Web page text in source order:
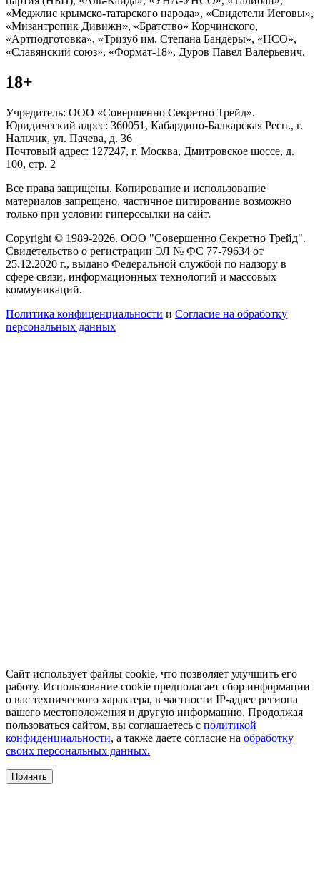
«Меджлис крымско-татарского народа», «Свидетели Иеговы»,
«Мизантропик Дивижн», «Братство» Корчинского,
«Артподготовка», «Тризуб им. Степана Бандеры», «НСО»,
«Славянский союз», «Формат-18», Дуров Павел Валерьевич.
18+
Учредитель: ООО «Совершенно Секретно Трейд».
Юридический адрес: 360051, Кабардино-Балкарская Респ., г.
Нальчик, ул. Пачева, д. 36
Почтовый адрес: 127247, г. Москва, Дмитровское шоссе, д.
100, стр. 2
Все права защищены. Копирование и использование
материалов запрещено, частичное цитирование возможно
только при условии гиперссылки на сайт.
Copyright © 1989-2026. ООО "Совершенно Секретно Трейд".
Свидетельство о регистрации ЭЛ № ФС 77-79634 от
25.12.2020 г., выдано Федеральной службой по надзору в
сфере связи, информационных технологий и массовых
коммуникаций.
Политика конфиценциальности и Согласие на обработку
персональных данных
Сайт использует файлы cookie, что позволяет улучшить его
работу. Использование cookie предполагает сбор информации
о вас технического характера, в частности IP-адрес региона
вашего местоположения и другую информацию. Продолжая
пользоваться сайтом, вы соглашаетесь с политикой
конфиденциальности, а также даете согласие на обработку
своих персональных данных.
Принять